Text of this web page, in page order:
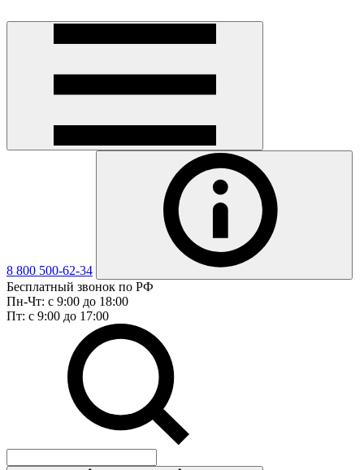
8 800 500-62-34
Бесплатный звонок по РФ
Пн-Чт: с 9:00 до 18:00
Пт: с 9:00 до 17:00